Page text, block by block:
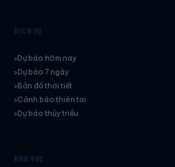
DỊCH VỤ
Dự báo hôm nay
Dự báo 7 ngày
Bản đồ thời tiết
Cảnh báo thiên tai
Dự báo thủy triều
KHU VỰC